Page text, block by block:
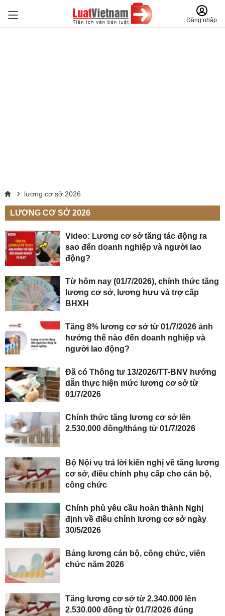
Đăng nhập
lương cơ sở 2026
LƯƠNG CƠ SỞ 2026
Video: Lương cơ sở tăng tác động ra
sao đến doanh nghiệp và người lao
động?
Từ hôm nay (01/7/2026), chính thức tăng
lương cơ sở, lương hưu và trợ cấp
BHXH
Tăng 8% lương cơ sở từ 01/7/2026 ảnh
hưởng thế nào đến doanh nghiệp và
người lao động?
Đã có Thông tư 13/2026/TT-BNV hướng
dẫn thực hiện mức lương cơ sở từ
01/7/2026
Chính thức tăng lương cơ sở lên
2.530.000 đồng/tháng từ 01/7/2026
Bộ Nội vụ trả lời kiến nghị về tăng lương
cơ sở, điều chỉnh phụ cấp cho cán bộ,
công chức
Chính phủ yêu cầu hoàn thành Nghị
định về điều chỉnh lương cơ sở ngày
30/5/2026
Bảng lương cán bộ, công chức, viên
chức năm 2026
Tăng lương cơ sở từ 2.340.000 lên
2.530.000 đồng từ 01/7/2026 đúng